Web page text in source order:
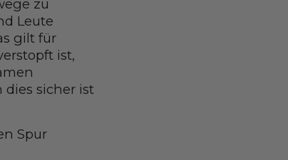
zu
Leute
gilt für
ist,
sicher ist
Spur